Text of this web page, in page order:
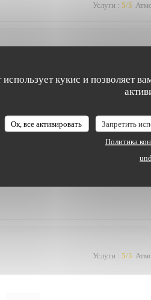
использует кукис и позволяет
Ок, все активировать Запретить
Политика
Услуги : 5/5
Услуги : 5/5